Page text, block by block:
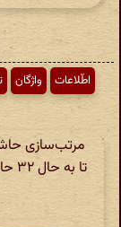
اطّلاعات واژگان
مرتب‌سازی
تا به حال ۳۲ حاشیه برای این شعر نوشته شده است.